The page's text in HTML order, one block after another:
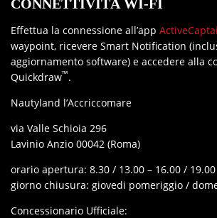
CONNETTIVITÀ WI-FI
Effettua la connessione all’app
waypoint, ricevere Smart Notification
aggiornamento software) e accedere alla
Quickdraw™.
Nautyland l’Accriccomare
via Valle Schioia 296
Lavinio Anzio 00042 (Roma)
orario apertura: 8.30 / 13.00 – 16.00 / 19.00
giorno chiusura: giovedi pomeriggio /
Concessionario Ufficiale: